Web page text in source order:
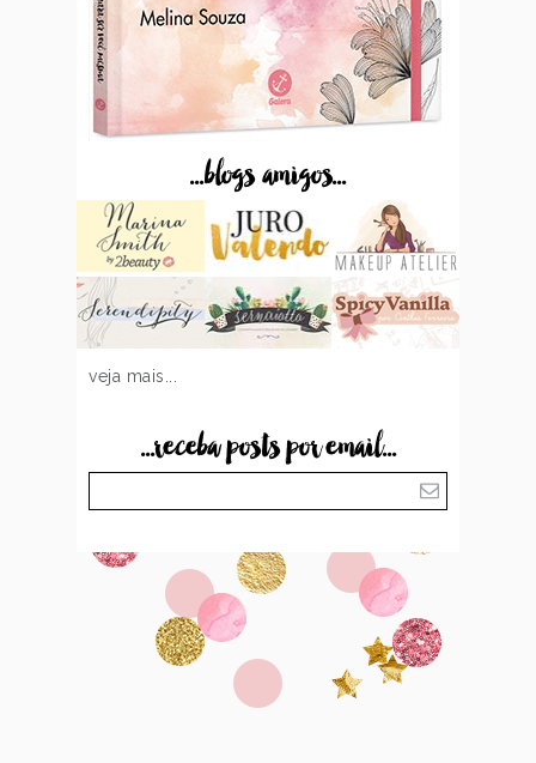
...blogs amigos...
veja mais...
...receba posts por email...